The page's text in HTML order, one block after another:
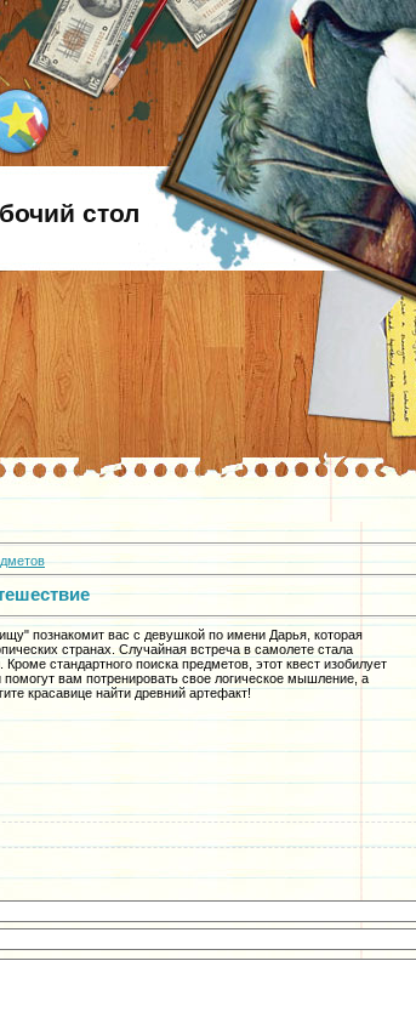
стол
познакомит вас с девушкой по имени Дарья, которая
странах. Случайная встреча в самолете стала
стандартного поиска предметов, этот квест изобилует
вам потренировать свое логическое мышление, а
красавице найти древний артефакт!